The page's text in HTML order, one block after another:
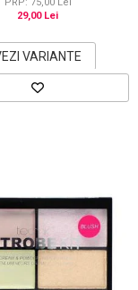
29,00 Lei
VARIANTE